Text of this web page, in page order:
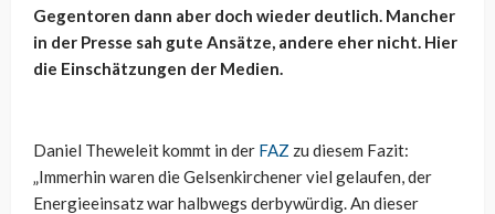
Gegentoren dann aber doch wieder deutlich. Mancher
in der Presse sah gute Ansätze, andere eher nicht. Hier
die Einschätzungen der Medien.
Daniel Theweleit kommt in der FAZ zu diesem Fazit:
„Immerhin waren die Gelsenkirchener viel gelaufen, der
Energieeinsatz war halbwegs derbywürdig. An dieser